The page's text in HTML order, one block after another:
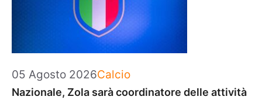
05 Agosto 2026Categorie
Calcio
Nazionale, Zola sarà coordinatore delle attività